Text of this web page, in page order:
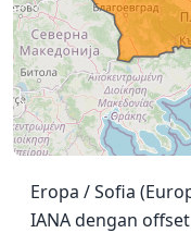
Eropa / Sofia
IANA dengan